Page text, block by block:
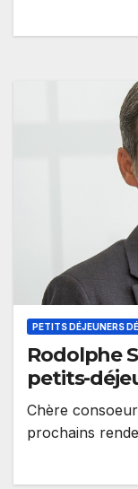
PETITS DÉJEUNERS
Rodolphe
petits-
Chère
prochains